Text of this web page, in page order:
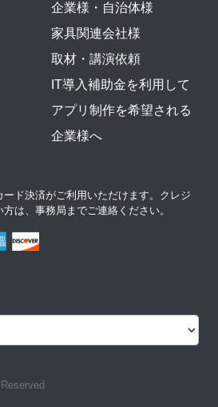
企業様・自治体様
家具関連会社様
取材・講演依頼
IT導入補助金を利用して
アプリ制作を希望される
企業様へ
ド決済がご利用いただけます。クレジ
は、事務局までご連絡ください。